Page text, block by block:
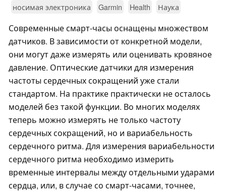
носимая электроника Garmin Health Наука
Современные смарт-часы оснащены множеством
датчиков. В зависимости от конкретной модели,
они могут даже измерять или оценивать кровяное
давление. Оптические датчики для измерения
частоты сердечных сокращений уже стали
стандартом. На практике практически не осталось
моделей без такой функции. Во многих моделях
теперь можно измерять не только частоту
сердечных сокращений, но и вариабельность
сердечного ритма. Для измерения вариабельности
сердечного ритма необходимо измерить
временные интервалы между отдельными ударами
сердца, или, в случае со смарт-часами, точнее,